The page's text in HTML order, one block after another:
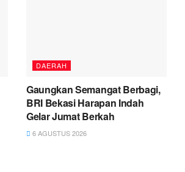
DAERAH
Gaungkan Semangat Berbagi,
BRI Bekasi Harapan Indah
Gelar Jumat Berkah
6 AGUSTUS 2026